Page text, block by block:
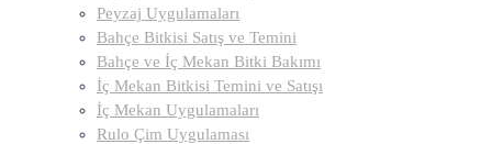
Peyzaj Uygulamaları
Bahçe Bitkisi Satış ve Temini
Bahçe ve İç Mekan Bitki Bakımı
İç Mekan Bitkisi Temini ve Satışı
İç Mekan Uygulamaları
Rulo Çim Uygulaması